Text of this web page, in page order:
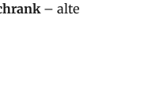
– alte